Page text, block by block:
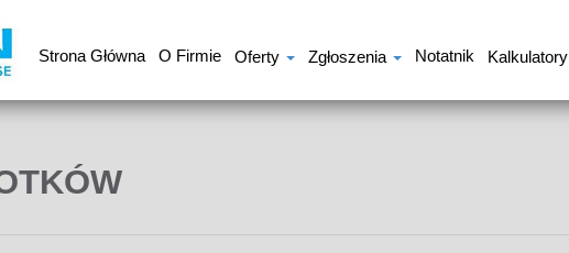
Strona Główna O Firmie Oferty Zgłoszenia Notatnik Kalkulatory